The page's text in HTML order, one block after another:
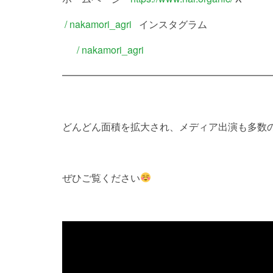
/ nakamori_agri
インスタグラム
/ nakamori_agri
どんどん面積を拡大され、メディア出演も多数
ぜひご覧ください